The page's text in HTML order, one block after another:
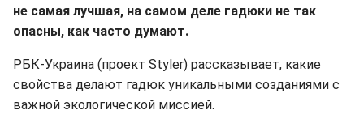
не самая лучшая, на самом деле гадюки не так
опасны, как часто думают.
РБК-Украина (проект Styler) рассказывает, какие
свойства делают гадюк уникальными созданиями с
важной экологической миссией.